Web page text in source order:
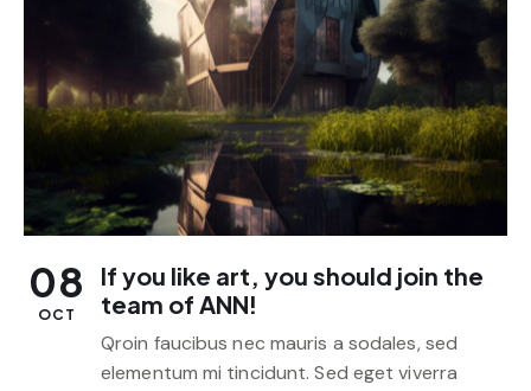
08
OCT
If you like art, you should join the
team of ANN!
Qroin faucibus nec mauris a sodales, sed
elementum mi tincidunt. Sed eget viverra